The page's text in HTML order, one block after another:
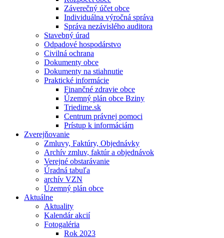
Záverečný účet obce
Individuálna výročná správa
Správa nezávislého auditora
Stavebný úrad
Odpadové hospodárstvo
Civilná ochrana
Dokumenty obce
Dokumenty na stiahnutie
Praktické informácie
Finančné zdravie obce
Územný plán obce Bziny
Triedime.sk
Centrum právnej pomoci
Prístup k informáciám
Zverejňovanie
Zmluvy, Faktúry, Objednávky
Archív zmluv, faktúr a objednávok
Verejné obstarávanie
Úradná tabuľa
archív VZN
Územný plán obce
Aktuálne
Aktuality
Kalendár akcií
Fotogaléria
Rok 2023